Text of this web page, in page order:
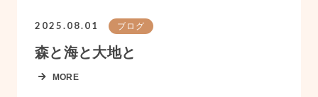
2025.08.01 ブログ
森と海と大地と
MORE